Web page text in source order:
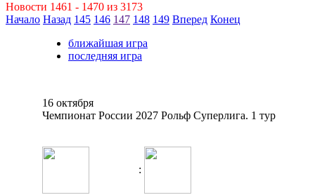
Новости 1461 - 1470 из 3173
Начало Назад 145 146 147 148 149 Вперед Конец
ближайшая игра
последняя игра
16 октября
Чемпионат России 2027 Рольф Суперлига. 1 тур
: